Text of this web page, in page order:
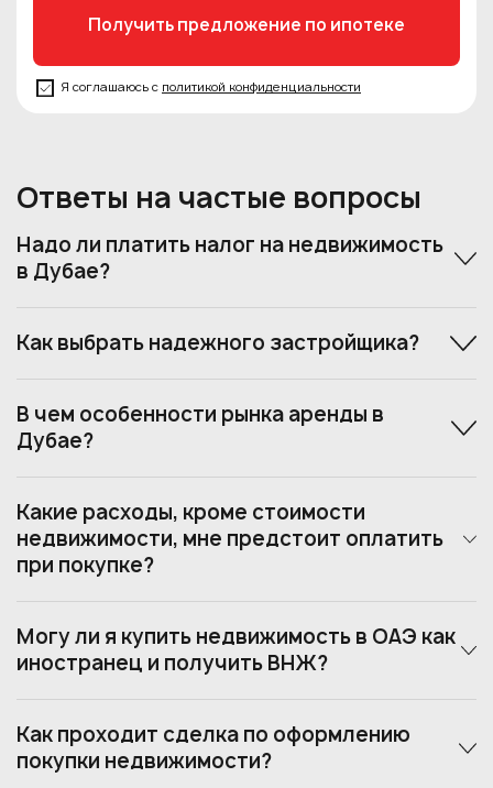
Я соглашаюсь с политикой конфиденциальности
Ответы на частые вопросы
Надо ли платить налог на недвижимость
в Дубае?
Как выбрать надежного застройщика?
В чем особенности рынка аренды в
Дубае?
Какие расходы, кроме стоимости
недвижимости, мне предстоит оплатить
при покупке?
Могу ли я купить недвижимость в ОАЭ как
иностранец и получить ВНЖ?
Как проходит сделка по оформлению
покупки недвижимости?